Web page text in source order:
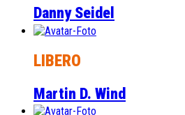
Danny Seidel
LIBERO
Martin D. Wind